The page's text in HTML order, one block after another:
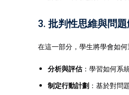
3. 批判性思維與問
在這一部分，學生將學會如
分析與評估：學習如何系
制定行動計劃 ：基於對問